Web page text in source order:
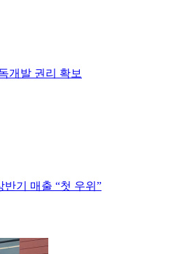
개발 권리 확보
반기 매출 “첫 우위”